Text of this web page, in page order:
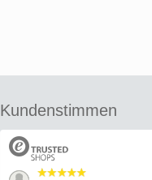
Kundenstimmen